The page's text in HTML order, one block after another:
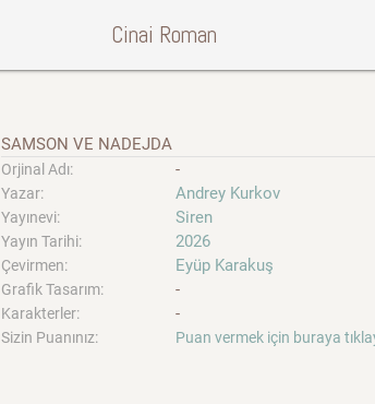
Cinai Roman
SAMSON VE NADEJDA
Orjinal Adı: -
Yazar: Andrey Kurkov
Yayınevi: Siren
Yayın Tarihi: 2026
Çevirmen: Eyüp Karakuş
Grafik Tasarım: -
Karakterler: -
Sizin Puanınız: Puan vermek için buraya